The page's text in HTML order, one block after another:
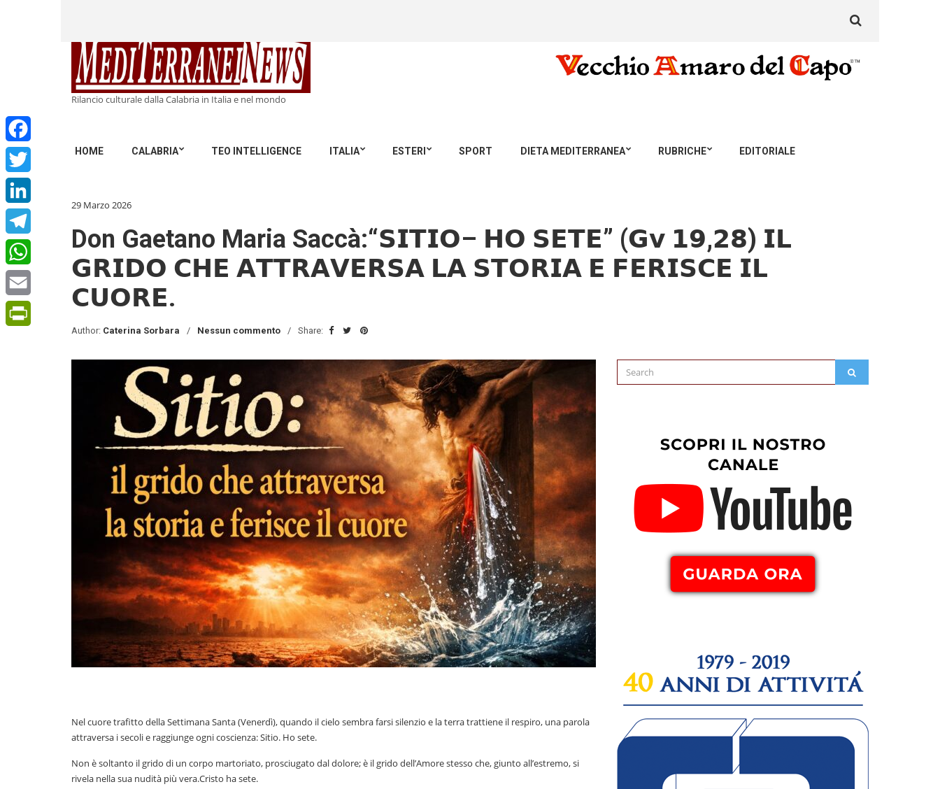
Rilancio culturale dalla Calabria in Italia e nel mondo
HOME CALABRIA TEO INTELLIGENCE ITALIA ESTERI SPORT DIETA MEDITERRANEA RUBRICHE EDITORIALE
for:
Facebook
Twitter
LinkedIn
Telegram
WhatsApp
Email
29 Marzo 2026
Don Gaetano Maria Saccà:“𝗦𝗜𝗧𝗜𝗢– 𝗛𝗢 𝗦𝗘𝗧𝗘” (𝗚𝘃 𝟭𝟵,𝟮𝟴) 𝗜𝗟
𝗚𝗥𝗜𝗗𝗢 𝗖𝗛𝗘 𝗔𝗧𝗧𝗥𝗔𝗩𝗘𝗥𝗦𝗔 𝗟𝗔 𝗦𝗧𝗢𝗥𝗜𝗔 𝗘 𝗙𝗘𝗥𝗜𝗦𝗖𝗘 𝗜𝗟
𝗖𝗨𝗢𝗥𝗘.
Author: Caterina Sorbara Nessun commento Share:
Nel cuore trafitto della Settimana Santa (Venerdì), quando il cielo sembra farsi silenzio e la terra trattiene il respiro, una parola
attraversa i secoli e raggiunge ogni coscienza: Sitio. Ho sete.
Non è soltanto il grido di un corpo martoriato, prosciugato dal dolore; è il grido dell’Amore stesso che, giunto all’estremo, si
rivela nella sua nudità più vera.Cristo ha sete.
Search
for: